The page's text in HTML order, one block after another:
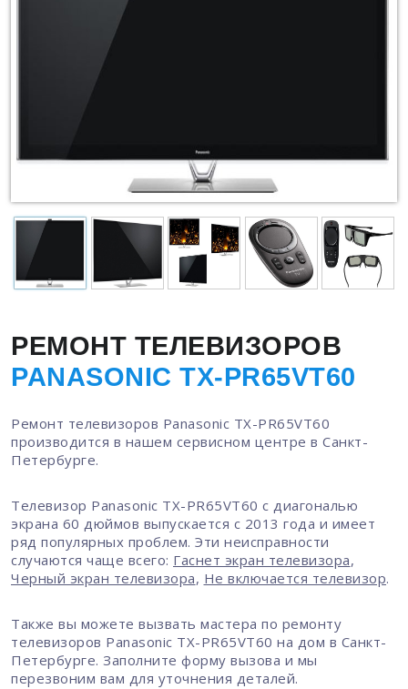
РЕМОНТ ТЕЛЕВИЗОРОВ
PANASONIC TX-PR65VT60
Ремонт телевизоров Panasonic TX-PR65VT60
производится в нашем сервисном центре в Санкт-
Петербурге.
Телевизор Panasonic TX-PR65VT60 с диагональю
экрана 60 дюймов выпускается с 2013 года и имеет
ряд популярных проблем. Эти неисправности
случаются чаще всего: Гаснет экран телевизора,
Черный экран телевизора, Не включается телевизор.
Также вы можете вызвать мастера по ремонту
телевизоров Panasonic TX-PR65VT60 на дом в Санкт-
Петербурге. Заполните форму вызова и мы
перезвоним вам для уточнения деталей.